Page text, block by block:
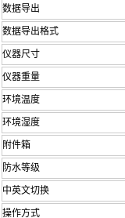
数据导出
数据导出格式
仪器尺寸
仪器重量
环境温度
环境湿度
附件箱
防水等级
中英文切换
操作方式